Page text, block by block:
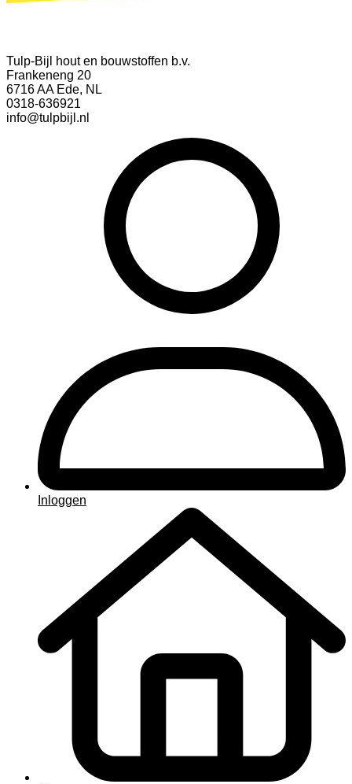
Tulp-Bijl hout en bouwstoffen b.v.
Frankeneng 20
6716 AA Ede, NL
0318-636921
info@tulpbijl.nl
Inloggen